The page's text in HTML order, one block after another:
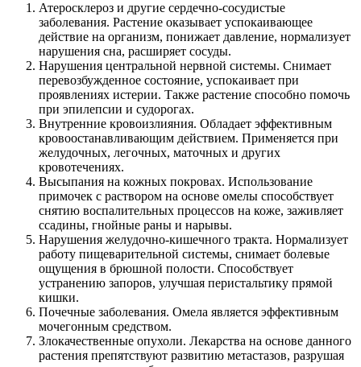
Атеросклероз и другие сердечно-сосудистые
заболевания. Растение оказывает успокаивающее
действие на организм, понижает давление, нормализует
нарушения сна, расширяет сосуды.
Нарушения центральной нервной системы. Снимает
перевозбужденное состояние, успокаивает при
проявлениях истерии. Также растение способно помочь
при эпилепсии и судорогах.
Внутренние кровоизлияния. Обладает эффективным
кровоостанавливающим действием. Применяется при
желудочных, легочных, маточных и других
кровотечениях.
Высыпания на кожных покровах. Использование
примочек с раствором на основе омелы способствует
снятию воспалительных процессов на коже, заживляет
ссадины, гнойные раны и нарывы.
Нарушения желудочно-кишечного тракта. Нормализует
работу пищеварительной системы, снимает болевые
ощущения в брюшной полости. Способствует
устранению запоров, улучшая перистальтику прямой
кишки.
Почечные заболевания. Омела является эффективным
мочегонным средством.
Злокачественные опухоли. Лекарства на основе данного
растения препятствуют развитию метастазов, разрушая